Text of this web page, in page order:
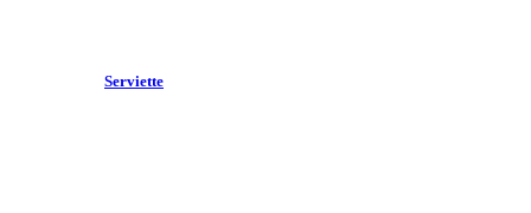
Serviette